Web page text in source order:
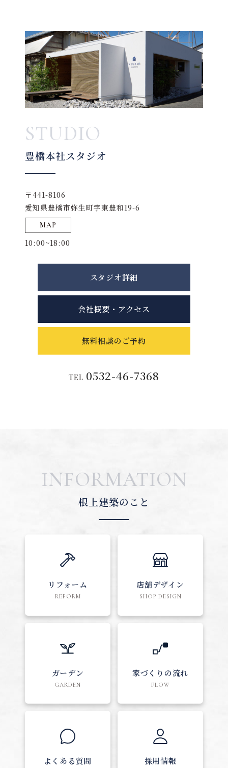
STUDIO
豊橋本社スタジオ
〒441-8106
愛知県豊橋市弥生町字東豊和19-6
MAP
10:00~18:00
スタジオ詳細
会社概要・アクセス
無料相談のご予約
TEL 0532-46-7368
INFORMATION
根上建築のこと
リフォーム
REFORM
店舗デザイン
SHOP DESIGN
ガーデン
GARDEN
家づくりの流れ
FLOW
よくある質問 採用情報